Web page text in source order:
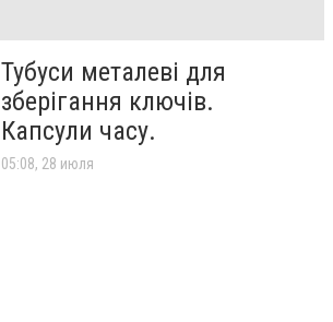
Тубуси металеві для
зберігання ключів.
Капсули часу.
05:08, 28 июля